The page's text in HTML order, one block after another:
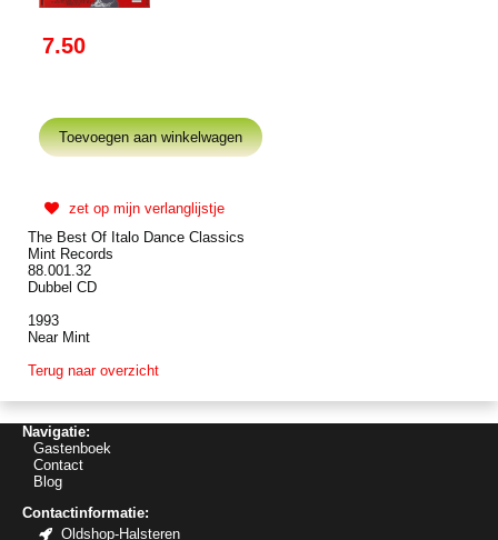
7.50
zet op mijn verlanglijstje
The Best Of Italo Dance Classics
Mint Records
88.001.32
Dubbel CD
1993
Near Mint
Terug naar overzicht
Navigatie:
Gastenboek
Contact
Blog
Contactinformatie:
Oldshop-Halsteren